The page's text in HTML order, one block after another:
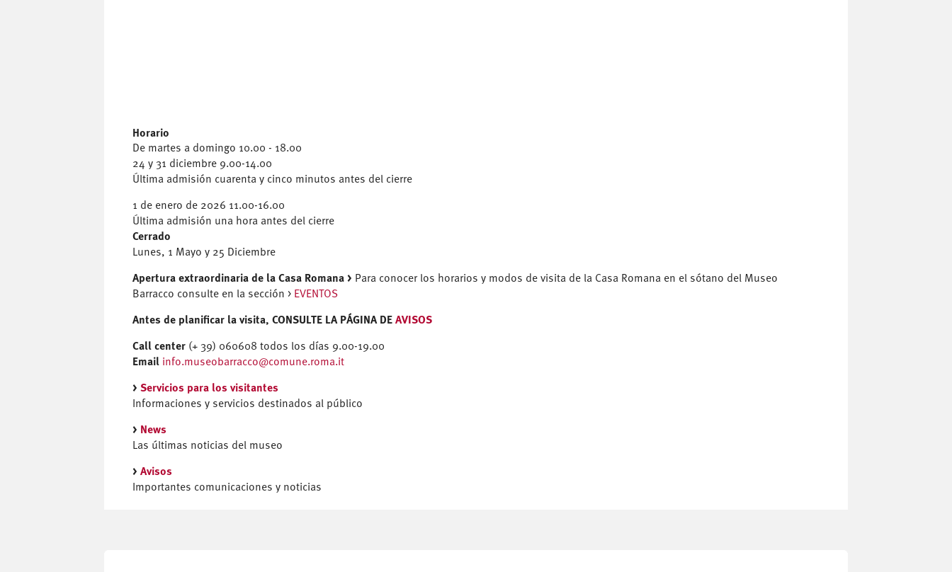
Horario
De martes a domingo 10.00 - 18.00
24 y 31 diciembre 9.00-14.00
Última admisión cuarenta y cinco minutos antes del cierre
1 de enero de 2026 11.00-16.00
Última admisión una hora antes del cierre
Cerrado
Lunes, 1 Mayo y 25 Diciembre
Apertura extraordinaria de la Casa Romana > Para conocer los horarios y modos de visita de la Casa Romana en el sótano del Museo
Barracco consulte en la sección > EVENTOS
Antes de planificar la visita, CONSULTE LA PÁGINA DE AVISOS
Call center (+ 39) 060608 todos los días 9.00-19.00
Email info.museobarracco@comune.roma.it
> Servicios para los visitantes
Informaciones y servicios destinados al público
> News
Las últimas noticias del museo
> Avisos
Importantes comunicaciones y noticias